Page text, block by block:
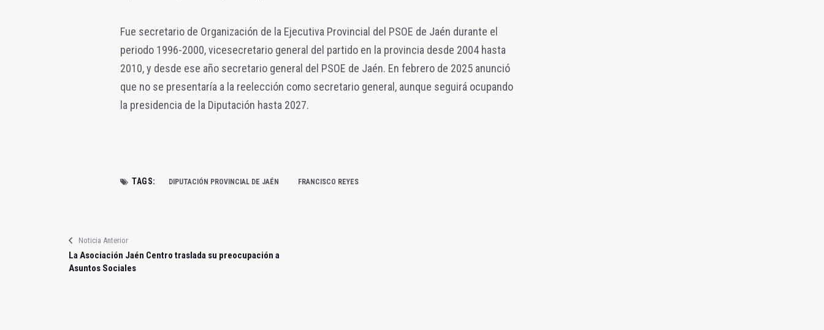
Fue secretario de Organización de la Ejecutiva Provincial del PSOE de Jaén durante el
periodo 1996-2000, vicesecretario general del partido en la provincia desde 2004 hasta
2010, y desde ese año secretario general del PSOE de Jaén. En febrero de 2025 anunció
que no se presentaría a la reelección como secretario general, aunque seguirá ocupando
la presidencia de la Diputación hasta 2027.
TAGS: DIPUTACIÓN PROVINCIAL DE JAÉN FRANCISCO REYES
Noticia Anterior
La Asociación Jaén Centro traslada su preocupación a
Asuntos Sociales